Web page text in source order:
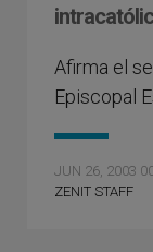
Afirma el
Episcopal
JUN 26, 2003
ZENIT STAFF